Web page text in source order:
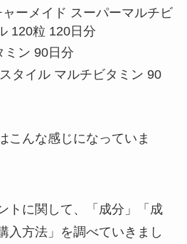
ーメイド スーパーマルチビ
120粒 120日分
ミン 90日分
タイル マルチビタミン 90
こんな感じになっていま
トに関して、「成分」「成
入方法」を調べていきまし